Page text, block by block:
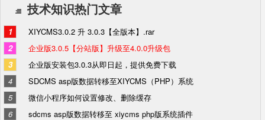
技术知识热门文章
1
XIYCMS3.0.2 升 3.0.3【全版本】.rar
2
企业版3.0.5【分站版】升级至4.0.0升级包
3
企业版安装包3.0.3从即日起，提供免费下载
4
SDCMS asp版数据转移至XIYCMS（PHP）系统
5
微信小程序如何设置修改、删除缓存
6
sdcms asp版数据转移至 xiycms php版系统插件